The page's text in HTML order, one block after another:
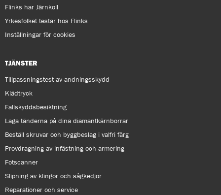
Flinks har Järnkoll
Yrkesfolket testar hos Flinks
Inställningar för cookies
TJÄNSTER
Tillpassningstest av andningsskydd
Klädtryck
Fallskyddsbesiktning
Laga tänderna på dina diamantkärnborrar
Beställ skruvar och byggbeslag i valfri färg
Provdragning av infästning och armering
Fotscanner
Slipning av klingor och sågkedjor
Reparationer och service